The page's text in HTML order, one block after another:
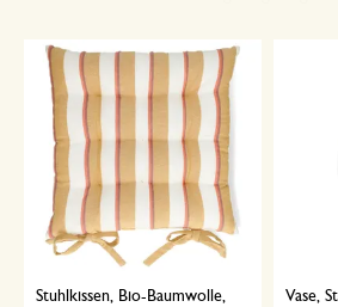
Stuhlkissen, Bio-Baumwolle,
Vase,